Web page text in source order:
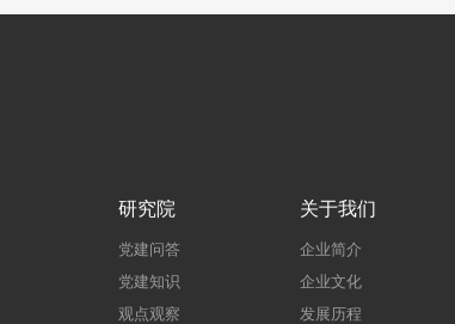
研究院
党建问答
党建知识
观点观察
关于我们
企业简介
企业文化
发展历程